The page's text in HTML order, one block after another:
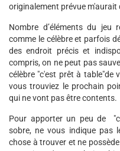
originalement prévue
Nombre d’éléments du jeu
comme le célèbre et parfois
des endroit précis et
compris, on ne peut pas
célèbre "c'est prêt à table"de
vous trouviez le prochain
qui ne vont pas être contents.
Pour apporter un peu de
sobre, ne vous indique pas
chose à trouver et ne